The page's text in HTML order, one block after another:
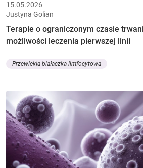
15.05.2026
Justyna Golian
Terapie o ograniczonym czasie
możliwości leczenia pierwszej linii
Przewlekła białaczka limfocytowa